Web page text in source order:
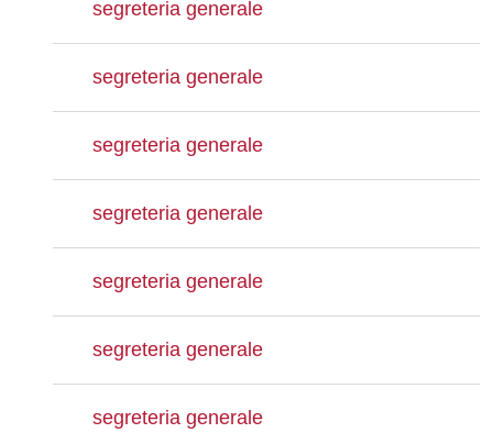
segreteria generale
segreteria generale
segreteria generale
segreteria generale
segreteria generale
segreteria generale
segreteria generale